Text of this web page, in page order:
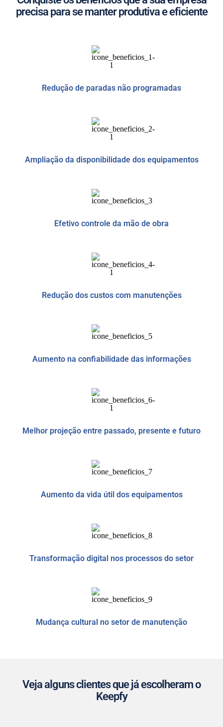
precisa para se manter produtiva e eficiente
Redução de paradas não programadas
Ampliação da disponibilidade dos equipamentos
Efetivo controle da mão de obra
Redução dos custos com manutenções
Aumento na confiabilidade das informações
Melhor projeção entre passado, presente e futuro
Aumento da vida útil dos equipamentos
Transformação digital nos processos do setor
Mudança cultural no setor de manutenção
Veja alguns clientes que já escolheram o
Keepfy